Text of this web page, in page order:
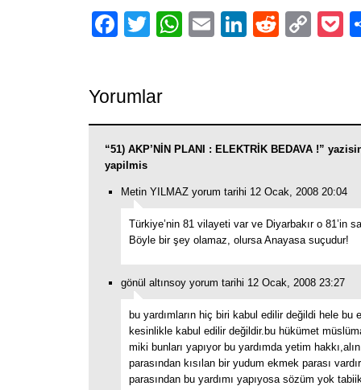
Facebook
TwitterWhatsApp
EmailLinkedIn
Reddit
Yorumlar
“51) AKP’NİN PLANI : ELEKTRİK BEDAVA !”
yapilmis
Metin YILMAZ yorum tarihi 12 Ocak, 2008 20:04
Türkiye’nin 81 vilayeti var ve Diyarbakır o 81’in
Böyle bir şey olamaz, olursa Anayasa suçudur!
gönül altınsoy yorum tarihi 12 Ocak, 2008 23:27
bu yardımların hiç biri kabul edilir değildi hele bu
kesinlikle kabul edilir değildir.bu hükümet
miki bunları yapıyor bu yardımda yetim
parasından kısılan bir yudum ekmek parası
parasından bu yardımı yapıyosa sözüm yok